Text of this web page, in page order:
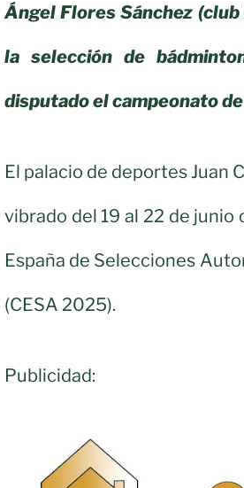
Ángel Flores Sánchez
la selección de
disputado el campeonato
El palacio de deportes Juan
vibrado del 19 al 22 de
España de Selecciones
(CESA 2025).
Publicidad: